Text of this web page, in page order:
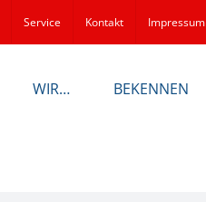
Service Kontakt Impressum
WIR… BEKENNEN